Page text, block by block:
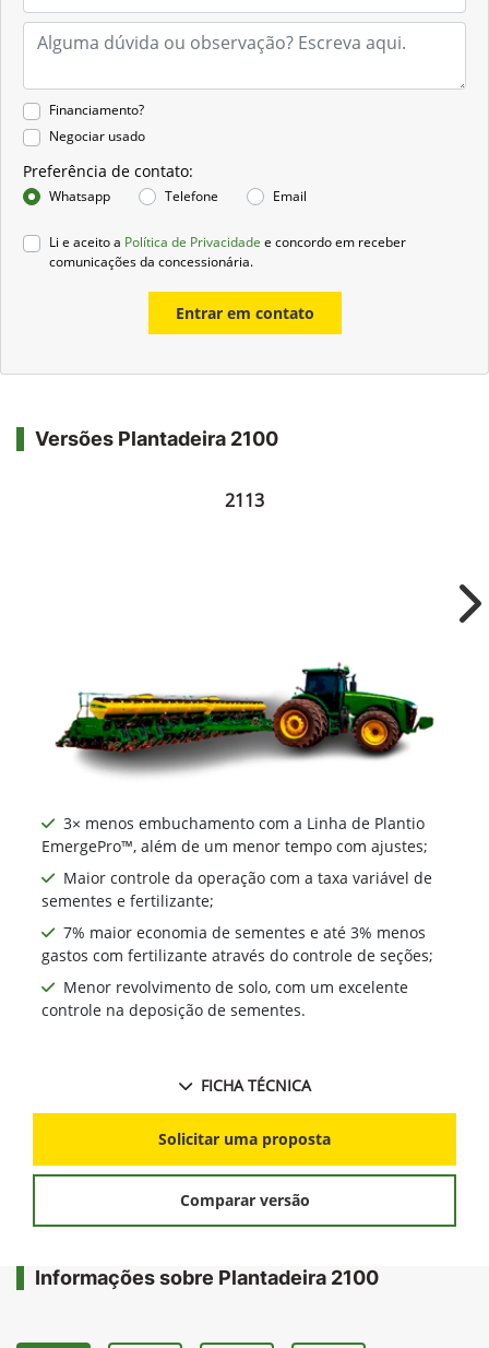
Financiamento?
Negociar usado
Preferência de contato:
Whatsapp Telefone Email
Li e aceito a Política de Privacidade e concordo em receber
comunicações da concessionária.
Entrar em contato
Versões Plantadeira 2100
2113
3× menos embuchamento com a Linha de Plantio
EmergePro™, além de um menor tempo com ajustes;
Maior controle da operação com a taxa variável de
sementes e fertilizante;
7% maior economia de sementes e até 3% menos
gastos com fertilizante através do controle de seções;
Menor revolvimento de solo, com um excelente
controle na deposição de sementes.
FICHA TÉCNICA
Solicitar uma proposta
Comparar versão
Informações sobre Plantadeira 2100